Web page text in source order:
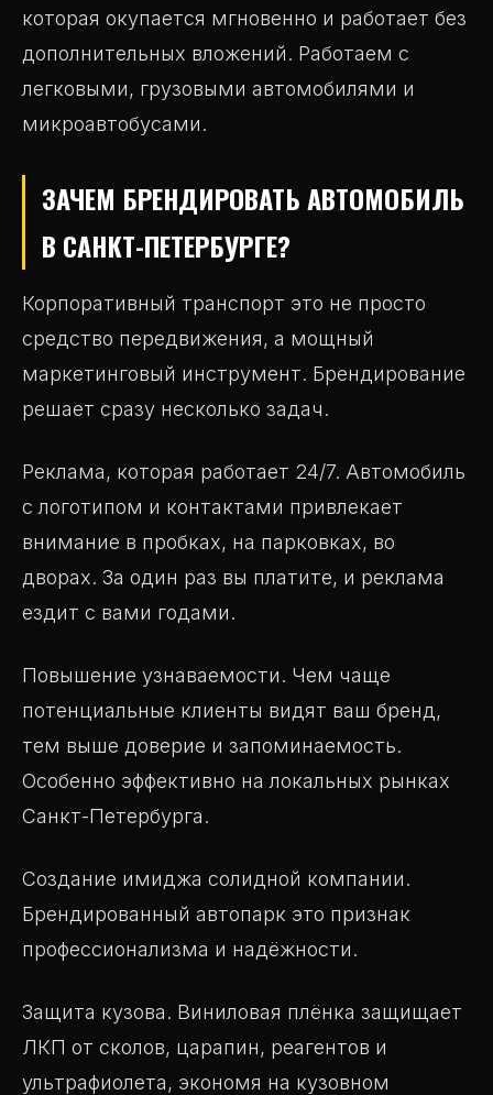
которая окупается мгновенно и работает без
дополнительных вложений. Работаем с
легковыми, грузовыми автомобилями и
микроавтобусами.
ЗАЧЕМ БРЕНДИРОВАТЬ АВТОМОБИЛЬ
В САНКТ-ПЕТЕРБУРГЕ?
Корпоративный транспорт это не просто
средство передвижения, а мощный
маркетинговый инструмент. Брендирование
решает сразу несколько задач.
Реклама, которая работает 24/7. Автомобиль
с логотипом и контактами привлекает
внимание в пробках, на парковках, во
дворах. За один раз вы платите, и реклама
ездит с вами годами.
Повышение узнаваемости. Чем чаще
потенциальные клиенты видят ваш бренд,
тем выше доверие и запоминаемость.
Особенно эффективно на локальных рынках
Санкт-Петербурга.
Создание имиджа солидной компании.
Брендированный автопарк это признак
профессионализма и надёжности.
Защита кузова. Виниловая плёнка защищает
ЛКП от сколов, царапин, реагентов и
ультрафиолета, экономя на кузовном